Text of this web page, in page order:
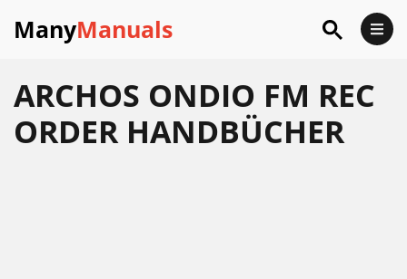
ManyManuals
ARCHOS ONDIO FM REC
ORDER HANDBÜCHER